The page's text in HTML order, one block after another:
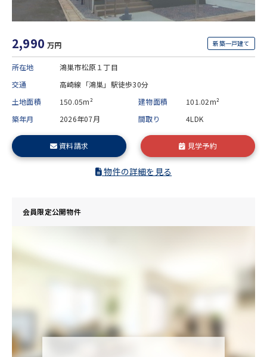
2,990 万円 新築一戸建て
所在地
鴻巣市松原１丁目
交通
高崎線「鴻巣」駅徒歩30分
土地面積
150.05m² 建物面積
101.02m²
築年月
2026年07月 間取り 4LDK
資料請求 見学予約
物件の詳細を見る
会員限定公開物件